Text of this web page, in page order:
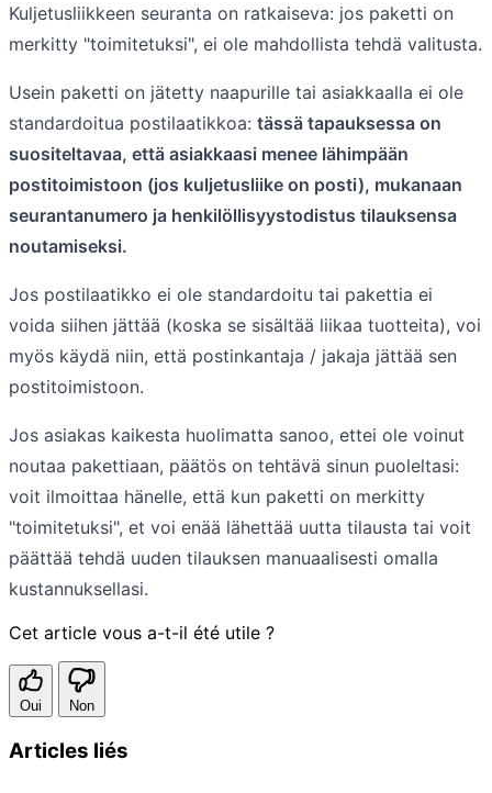
Kuljetusliikkeen seuranta on ratkaiseva: jos paketti on
merkitty "toimitetuksi", ei ole mahdollista tehdä valitusta.
Usein paketti on jätetty naapurille tai asiakkaalla ei ole
standardoitua postilaatikkoa: tässä tapauksessa on
suositeltavaa, että asiakkaasi menee lähimpään
postitoimistoon (jos kuljetusliike on posti), mukanaan
seurantanumero ja henkilöllisyystodistus tilauksensa
noutamiseksi.
Jos postilaatikko ei ole standardoitu tai pakettia ei
voida siihen jättää (koska se sisältää liikaa tuotteita), voi
myös käydä niin, että postinkantaja / jakaja jättää sen
postitoimistoon.
Jos asiakas kaikesta huolimatta sanoo, ettei ole voinut
noutaa pakettiaan, päätös on tehtävä sinun puoleltasi:
voit ilmoittaa hänelle, että kun paketti on merkitty
"toimitetuksi", et voi enää lähettää uutta tilausta tai voit
päättää tehdä uuden tilauksen manuaalisesti omalla
kustannuksellasi.
Cet article vous a-t-il été utile ?
Oui Non
Articles liés